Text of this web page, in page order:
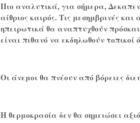
Πιο αναλυτικά, για σήμερα,
αίθριος καιρός. Tις μεσημβρινές
ηπειρωτικά θα αναπτυχθούν
είναι πιθανό να εκδηλωθούν
Οι άνεμοι θα πνέουν από βόρειες
Η θερμοκρασία δεν θα σημειώσει